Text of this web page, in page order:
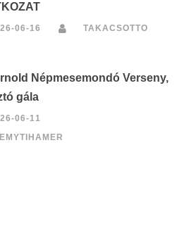
06-16 TAKACSOTTO
Népmesemondó Verseny,
gála
06-11